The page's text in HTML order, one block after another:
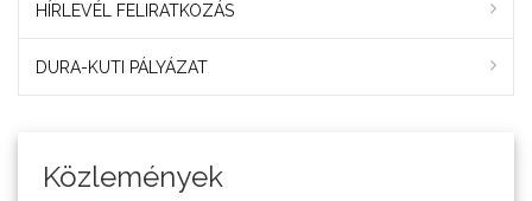
HÍRLEVÉL FELIRATKOZÁS
DURA-KUTI PÁLYÁZAT
Közlemények